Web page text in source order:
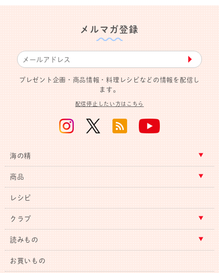
メルマガ登録
▶︎
プレゼント企画・商品情報・料理レシピなどの情報を配信し
ます。
配信停止したい方はこちら
海の精
商品
レシピ
クラブ
読みもの
お買いもの